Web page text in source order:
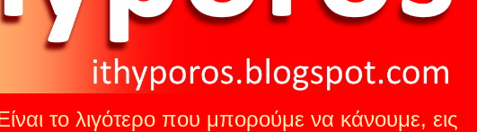
το λιγότερο που μπορούμε να κάνουμε, εις